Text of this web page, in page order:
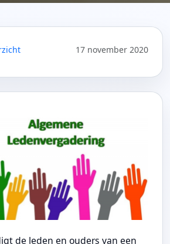
17 november 2020
de leden en ouders van een